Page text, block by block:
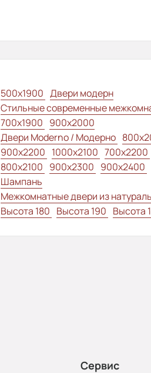
500x1900 Двери модерн
Стильные современные
700x1900 900x2000
Двери Moderno / Модерно
900x2200 1000x2100 700x2200
800x2100 900x2300 900x2400
Шампань
Межкомнатные двери из
Высота 180 Высота 190 Высота
Сервис